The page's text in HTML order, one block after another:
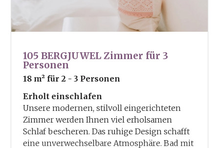
105 BERGJUWEL Zimmer für 3
Personen
18 m² für 2 - 3 Personen
Erholt einschlafen
Unsere modernen, stilvoll eingerichteten
Zimmer werden Ihnen viel erholsamen
Schlaf bescheren. Das ruhige Design schafft
eine unverwechselbare Atmosphäre. Bad mit